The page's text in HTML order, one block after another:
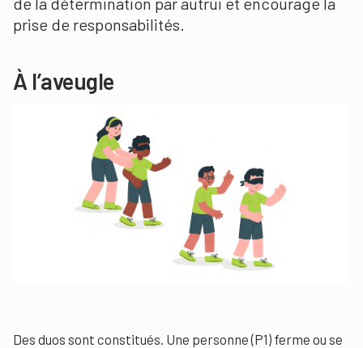
prise de responsabilités.
À l’aveugle
Des duos sont constitués. Une personne (P1) ferme ou se